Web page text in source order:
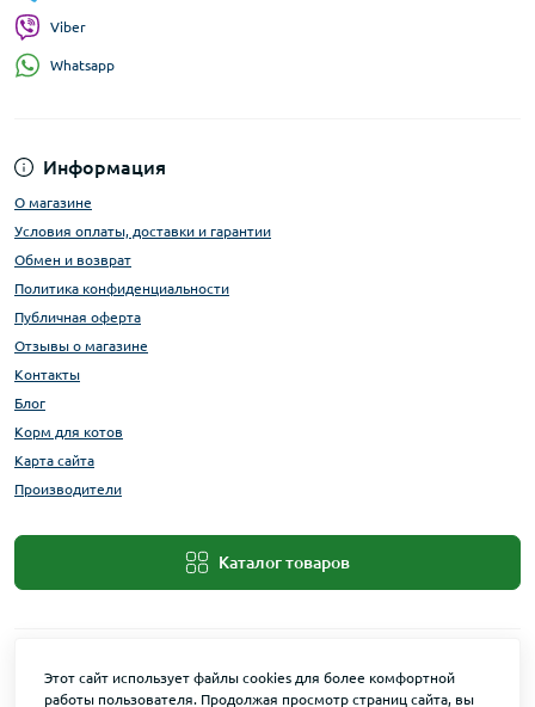
Информация
О магазине
Условия оплаты, доставки и гарантии
Обмен и возврат
Политика конфиденциальности
Публичная оферта
Отзывы о магазине
Контакты
Блог
Корм для котов
Карта сайта
Производители
Каталог товаров
Viber
Whatsapp
Этот сайт использует файлы cookies для более комфортной
работы пользователя. Продолжая просмотр страниц сайта, вы